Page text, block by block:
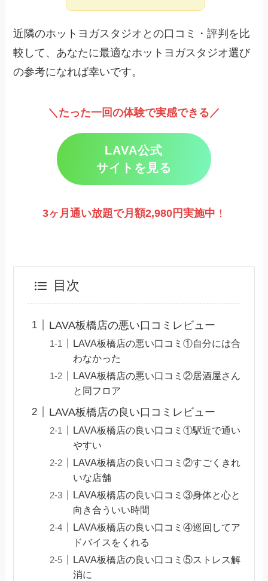
近隣のホットヨガスタジオとの口コミ・評判を比
較して、あなたに最適なホットヨガスタジオ選び
の参考になれば幸いです。
＼たった一回の体験で実感できる／
LAVA公式
サイトを見る
3ヶ月通い放題で月額2,980円実施中 ！
目次
LAVA板橋店の悪い口コミレビュー
LAVA板橋店の悪い口コミ①自分には合
わなかった
LAVA板橋店の悪い口コミ②居酒屋さん
と同フロア
LAVA板橋店の良い口コミレビュー
LAVA板橋店の良い口コミ①駅近で通い
やすい
LAVA板橋店の良い口コミ②すごくきれ
いな店舗
LAVA板橋店の良い口コミ③身体と心と
向き合ういい時間
LAVA板橋店の良い口コミ④巡回してア
ドバイスをくれる
LAVA板橋店の良い口コミ⑤ストレス解
消に